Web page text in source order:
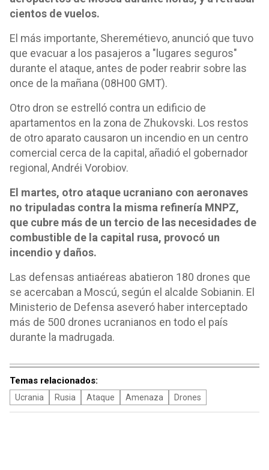
cientos de vuelos.
El más importante, Sheremétievo, anunció que tuvo
que evacuar a los pasajeros a "lugares seguros"
durante el ataque, antes de poder reabrir sobre las
once de la mañana (08H00 GMT).
Otro dron se estrelló contra un edificio de
apartamentos en la zona de Zhukovski. Los restos
de otro aparato causaron un incendio en un centro
comercial cerca de la capital, añadió el gobernador
regional, Andréi Vorobiov.
El martes, otro ataque ucraniano con aeronaves
no tripuladas contra la misma refinería MNPZ,
que cubre más de un tercio de las necesidades de
combustible de la capital rusa, provocó un
incendio y daños.
Las defensas antiaéreas abatieron 180 drones que
se acercaban a Moscú, según el alcalde Sobianin. El
Ministerio de Defensa aseveró haber interceptado
más de 500 drones ucranianos en todo el país
durante la madrugada.
Temas relacionados:
Ucrania Rusia Ataque Amenaza Drones